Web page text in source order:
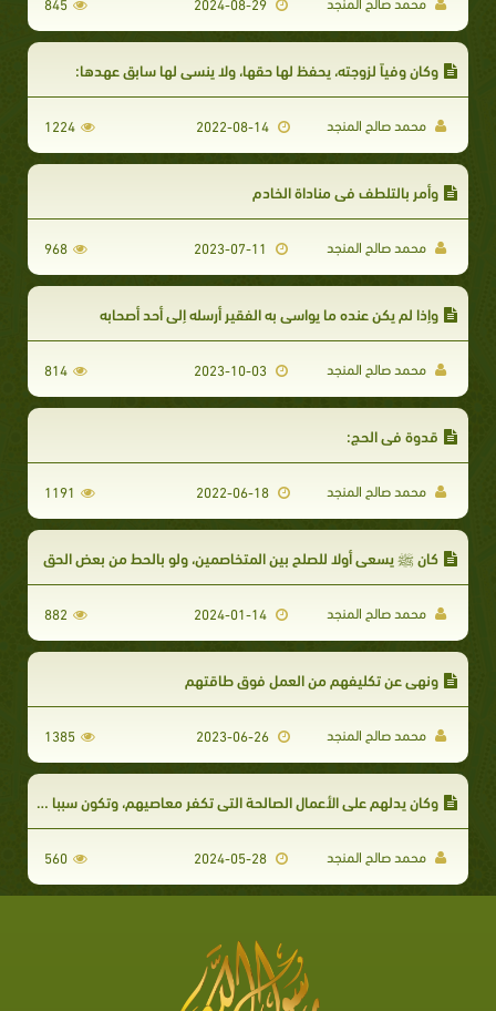
وكان وفياً لزوجته، يحفظ لها حقها، ولا ينسى لها سابق عهدها:
محمد صالح المنجد 2022-08-14
1224
وأمر بالتلطف في مناداة الخادم
محمد صالح المنجد 968
وإذا لم يكن عنده ما يواسي به الفقير أرسله إلى أحد أصحابه
محمد صالح المنجد 2023-10-03
814
قدوة في الحج:
محمد صالح المنجد 2022-06-18
1191
كان ﷺ يسعى أولا للصلح بين المتخاصمين، ولو بالحط من بعض الحق
محمد صالح المنجد 2024-01-14
882
ونهى عن تكليفهم من العمل فوق طاقتهم
محمد صالح المنجد 2023-06-26
1385
وكان يدلهم على الأعمال الصالحة التي تكفر معاصيهم، وتكون سببا في قبول توبتهم
محمد صالح المنجد 2024-05-28
560